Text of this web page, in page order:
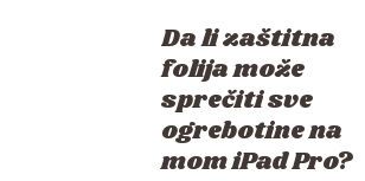
Da li zaštitna
folija može
sprečiti sve
ogrebotine na
mom iPad Pro?